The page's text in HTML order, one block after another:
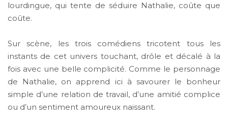
lourdingue, qui tente de séduire Nathalie, coûte que
coûte.
Sur scène, les trois comédiens tricotent tous les
instants de cet univers touchant, drôle et décalé à la
fois avec une belle complicité. Comme le personnage
de Nathalie, on apprend ici à savourer le bonheur
simple d’une relation de travail, d’une amitié complice
ou d’un sentiment amoureux naissant.